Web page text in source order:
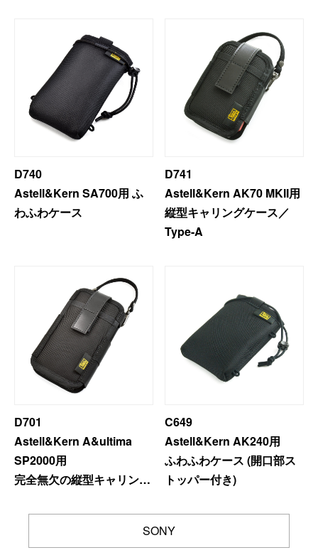
D740
Astell&Kern SA700用 ふ
わふわケース
D741
Astell&Kern AK70 MKII用
縦型キャリングケース／
Type-A
D701
Astell&Kern A&ultima
SP2000用
完全無欠の縦型キャリング
C649
Astell&Kern AK240用
ふわふわケース (開口部ス
トッパー付き)
SONY